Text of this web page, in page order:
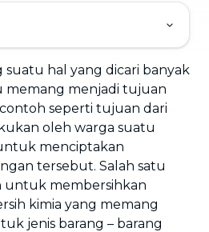
suatu hal yang dicari banyak
memang menjadi tujuan
seperti tujuan dari
oleh warga suatu
menciptakan
tersebut. Salah satu
untuk membersihkan
kimia yang memang
jenis barang – barang